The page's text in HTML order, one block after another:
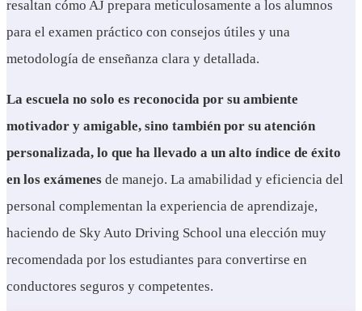
resaltan cómo AJ prepara meticulosamente a los alumnos
para el examen práctico con consejos útiles y una
metodología de enseñanza clara y detallada.
La escuela no solo es reconocida por su ambiente
motivador y amigable, sino también por su atención
personalizada, lo que ha llevado a un alto índice de éxito
en los exámenes de manejo. La amabilidad y eficiencia del
personal complementan la experiencia de aprendizaje,
haciendo de Sky Auto Driving School una elección muy
recomendada por los estudiantes para convertirse en
conductores seguros y competentes.